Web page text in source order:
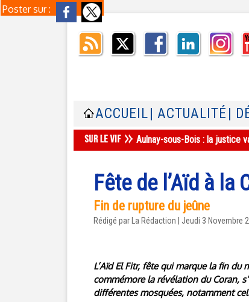
Poster sur :
ACCUEIL | ACTUALITÉ |
Aulnay-sous-Bois : la justice
Fête de l’Aïd à la
Fin de rupture du jeûne
Rédigé par La Rédaction | Jeudi 3 Novembre
L’Aïd El Fitr, fête qui marque la fin du
commémore la révélation du Coran,
différentes mosquées, notamment